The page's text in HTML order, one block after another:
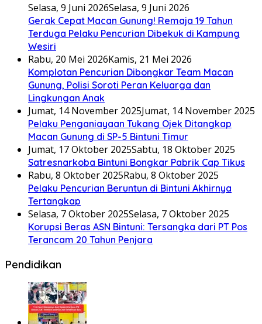
Selasa, 9 Juni 2026Selasa, 9 Juni 2026
Gerak Cepat Macan Gunung! Remaja 19 Tahun
Terduga Pelaku Pencurian Dibekuk di Kampung
Wesiri
Rabu, 20 Mei 2026Kamis, 21 Mei 2026
Komplotan Pencurian Dibongkar Team Macan
Gunung, Polisi Soroti Peran Keluarga dan
Lingkungan Anak
Jumat, 14 November 2025Jumat, 14 November 2025
Pelaku Penganiayaan Tukang Ojek Ditangkap
Macan Gunung di SP-5 Bintuni Timur
Jumat, 17 Oktober 2025Sabtu, 18 Oktober 2025
Satresnarkoba Bintuni Bongkar Pabrik Cap Tikus
Rabu, 8 Oktober 2025Rabu, 8 Oktober 2025
Pelaku Pencurian Beruntun di Bintuni Akhirnya
Tertangkap
Selasa, 7 Oktober 2025Selasa, 7 Oktober 2025
Korupsi Beras ASN Bintuni: Tersangka dari PT Pos
Terancam 20 Tahun Penjara
Pendidikan